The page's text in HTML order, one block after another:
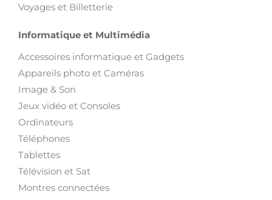
Voyages et Billetterie
Informatique et Multimédia
Accessoires informatique et Gadgets
Appareils photo et Caméras
Image & Son
Jeux vidéo et Consoles
Ordinateurs
Téléphones
Tablettes
Télévision et Sat
Montres connectées